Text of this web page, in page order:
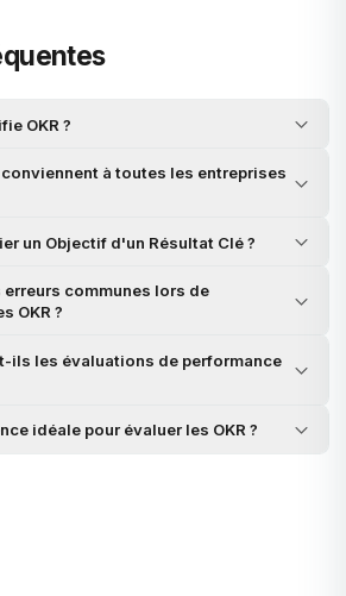
OKR ?
conviennent à toutes les entreprises
un Objectif d'un Résultat Clé ?
communes lors de
OKR ?
ils les évaluations de performance
idéale pour évaluer les OKR ?